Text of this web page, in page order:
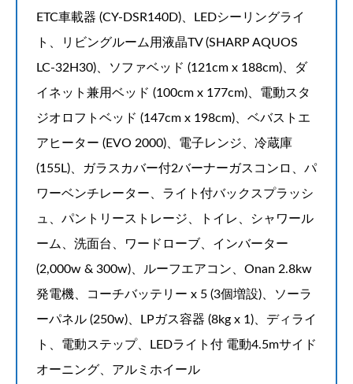
ETC車載器 (CY-DSR140D)、LEDシーリングライ
ト、リビングルーム用液晶TV (SHARP AQUOS
LC-32H30)、ソファベッド (121cm x 188cm)、ダ
イネット兼用ベッド (100cm x 177cm)、電動スタ
ジオロフトベッド (147cm x 198cm)、ベバストエ
アヒーター (EVO 2000)、電子レンジ、冷蔵庫
(155L)、ガラスカバー付2バーナーガスコンロ、パ
ワーベンチレーター、ライト付バックスプラッシ
ュ、パントリーストレージ、トイレ、シャワール
ーム、洗面台、ワードローブ、インバーター
(2,000w & 300w)、ルーフエアコン、Onan 2.8kw
発電機、コーチバッテリー x 5 (3個増設)、ソーラ
ーパネル (250w)、LPガス容器 (8kg x 1)、ディライ
ト、電動ステップ、LEDライト付 電動4.5mサイド
オーニング、アルミホイール